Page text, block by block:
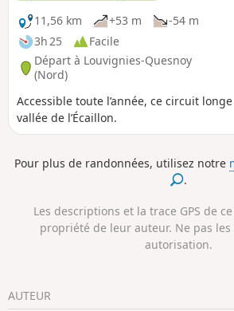
11,56 km
+53 m
-54 m
3h 25
Facile
Départ à Louvignies-Quesnoy
(Nord)
Accessible toute l’année, ce circuit
vallée de l’Écaillon.
Pour plus de randonnées, utilisez notre
.
Les descriptions et la trace GPS de
propriété de leur auteur. Ne pas les
autorisation.
AUTEUR